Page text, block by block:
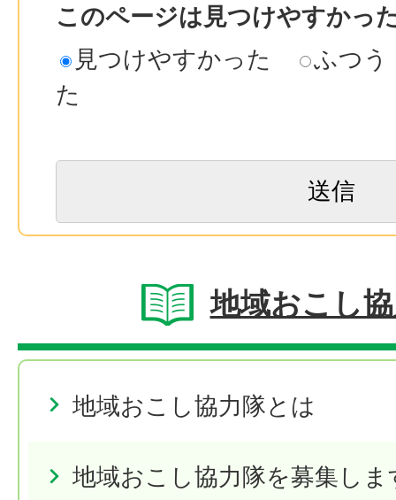
このページは見つけやすかっ
見つけやすかった
ふつう
た
地域おこし
地域おこし協力隊とは
地域おこし協力隊を募集しま